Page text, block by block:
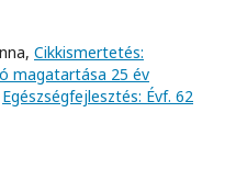
Cikkismertetés:
magatartása 25 év
Egészségfejlesztés: Évf. 62